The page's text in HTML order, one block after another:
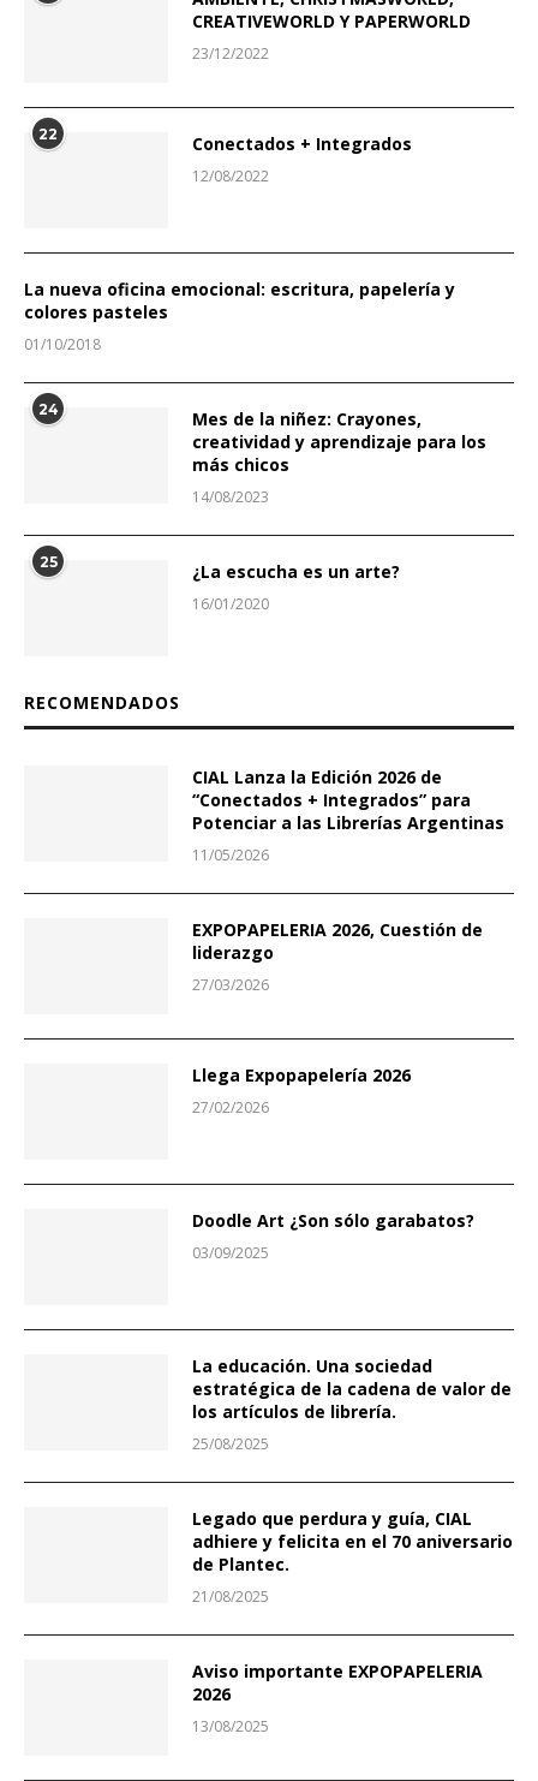
CREATIVEWORLD Y PAPERWORLD
23/12/2022
22 Conectados + Integrados
12/08/2022
La nueva oficina emocional: escritura, papelería y
colores pasteles
01/10/2018
24
Mes de la niñez: Crayones,
creatividad y aprendizaje para los
más chicos
14/08/2023
25 ¿La escucha es un arte?
16/01/2020
RECOMENDADOS
CIAL Lanza la Edición 2026 de
“Conectados + Integrados” para
Potenciar a las Librerías Argentinas
11/05/2026
EXPOPAPELERIA 2026, Cuestión de
liderazgo
27/03/2026
Llega Expopapelería 2026
27/02/2026
Doodle Art ¿Son sólo garabatos?
03/09/2025
La educación. Una sociedad
estratégica de la cadena de valor de
los artículos de librería.
25/08/2025
Legado que perdura y guía, CIAL
adhiere y felicita en el 70 aniversario
de Plantec.
21/08/2025
Aviso importante EXPOPAPELERIA
2026
13/08/2025